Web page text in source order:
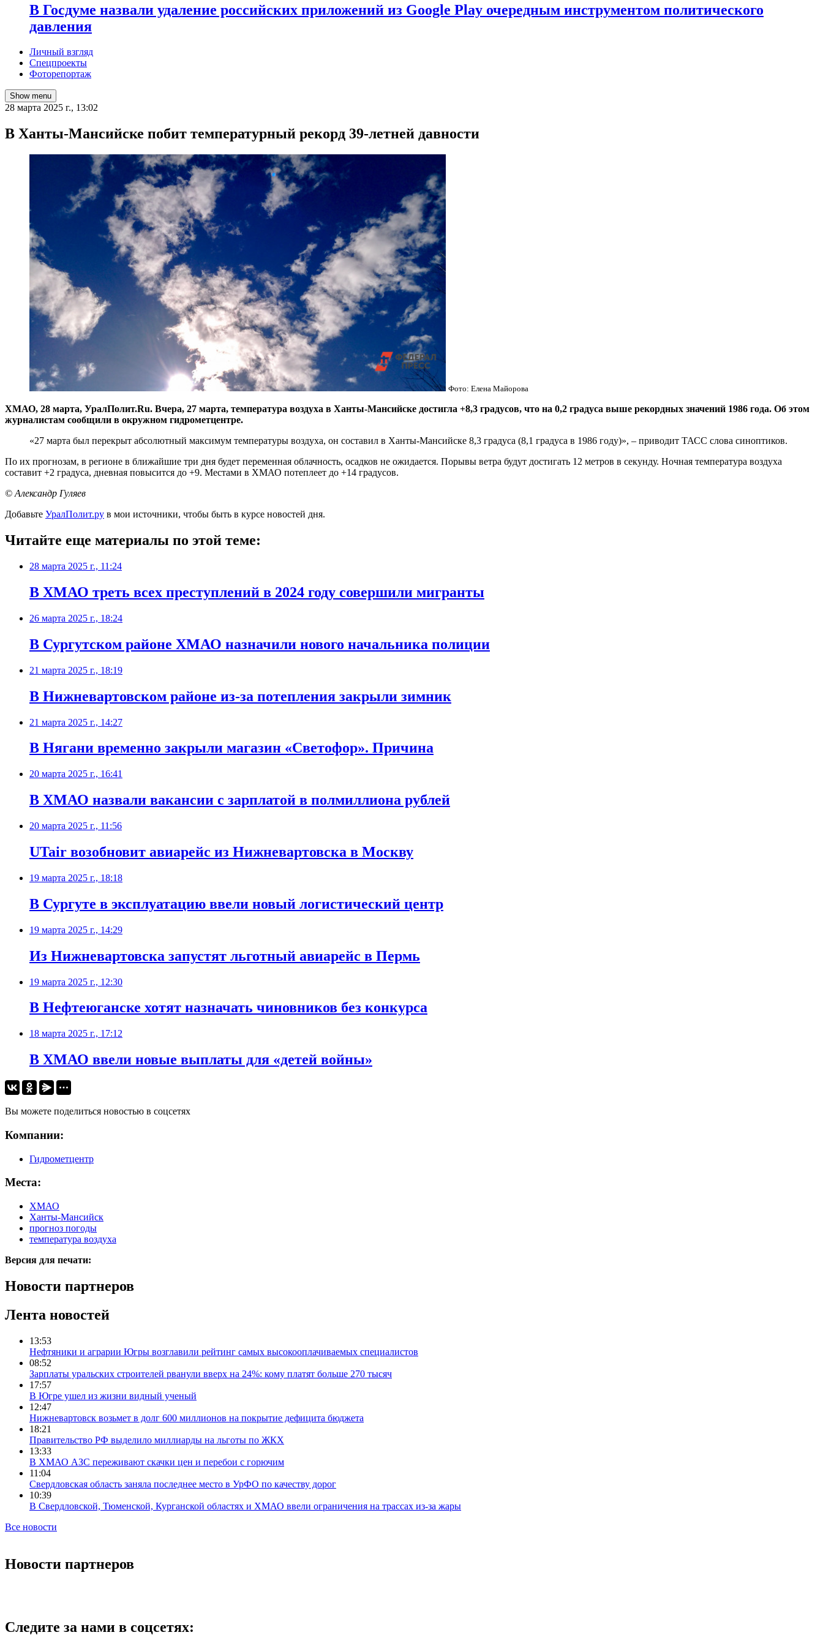
В Госдуме назвали удаление российских приложений из Google Play очередным инструментом политического
давления
Личный взгляд
Спецпроекты
Фоторепортаж
Show menu
28 марта 2025 г., 13:02
В Ханты-Мансийске побит температурный рекорд 39-летней давности
Фото: Елена Майорова
ХМАО, 28 марта, УралПолит.Ru. Вчера, 27 марта, температура воздуха в Ханты-Мансийске достигла +8,3 градусов, что на 0,2 градуса выше рекордных значений 1986 года. Об этом
журналистам сообщили в окружном гидрометцентре.
«27 марта был перекрыт абсолютный максимум температуры воздуха, он составил в Ханты-Мансийске 8,3 градуса (8,1 градуса в 1986 году)», – приводит ТАСС слова синоптиков.
По их прогнозам, в регионе в ближайшие три дня будет переменная облачность, осадков не ожидается. Порывы ветра будут достигать 12 метров в секунду. Ночная температура воздуха
составит +2 градуса, дневная повысится до +9. Местами в ХМАО потеплеет до +14 градусов.
© Александр Гуляев
Добавьте УралПолит.ру в мои источники, чтобы быть в курсе новостей дня.
Читайте еще материалы по этой теме:
28 марта 2025 г., 11:24
В ХМАО треть всех преступлений в 2024 году совершили мигранты
26 марта 2025 г., 18:24
В Сургутском районе ХМАО назначили нового начальника полиции
21 марта 2025 г., 18:19
В Нижневартовском районе из-за потепления закрыли зимник
21 марта 2025 г., 14:27
В Нягани временно закрыли магазин «Светофор». Причина
20 марта 2025 г., 16:41
В ХМАО назвали вакансии с зарплатой в полмиллиона рублей
20 марта 2025 г., 11:56
UTair возобновит авиарейс из Нижневартовска в Москву
19 марта 2025 г., 18:18
В Сургуте в эксплуатацию ввели новый логистический центр
19 марта 2025 г., 14:29
Из Нижневартовска запустят льготный авиарейс в Пермь
19 марта 2025 г., 12:30
В Нефтеюганске хотят назначать чиновников без конкурса
18 марта 2025 г., 17:12
В ХМАО ввели новые выплаты для «детей войны»
Вы можете поделиться новостью в соцсетях
Компании:
Гидрометцентр
Места:
ХМАО
Ханты-Мансийск
прогноз погоды
температура воздуха
Версия для печати:
Новости партнеров
Лента новостей
13:53
Нефтяники и аграрии Югры возглавили рейтинг самых высокооплачиваемых специалистов
08:52
Зарплаты уральских строителей рванули вверх на 24%: кому платят больше 270 тысяч
17:57
В Югре ушел из жизни видный ученый
12:47
Нижневартовск возьмет в долг 600 миллионов на покрытие дефицита бюджета
18:21
Правительство РФ выделило миллиарды на льготы по ЖКХ
13:33
В ХМАО АЗС переживают скачки цен и перебои с горючим
11:04
Свердловская область заняла последнее место в УрФО по качеству дорог
10:39
В Свердловской, Тюменской, Курганской областях и ХМАО ввели ограничения на трассах из-за жары
Все новости
Новости партнеров
Следите за нами в соцсетях: